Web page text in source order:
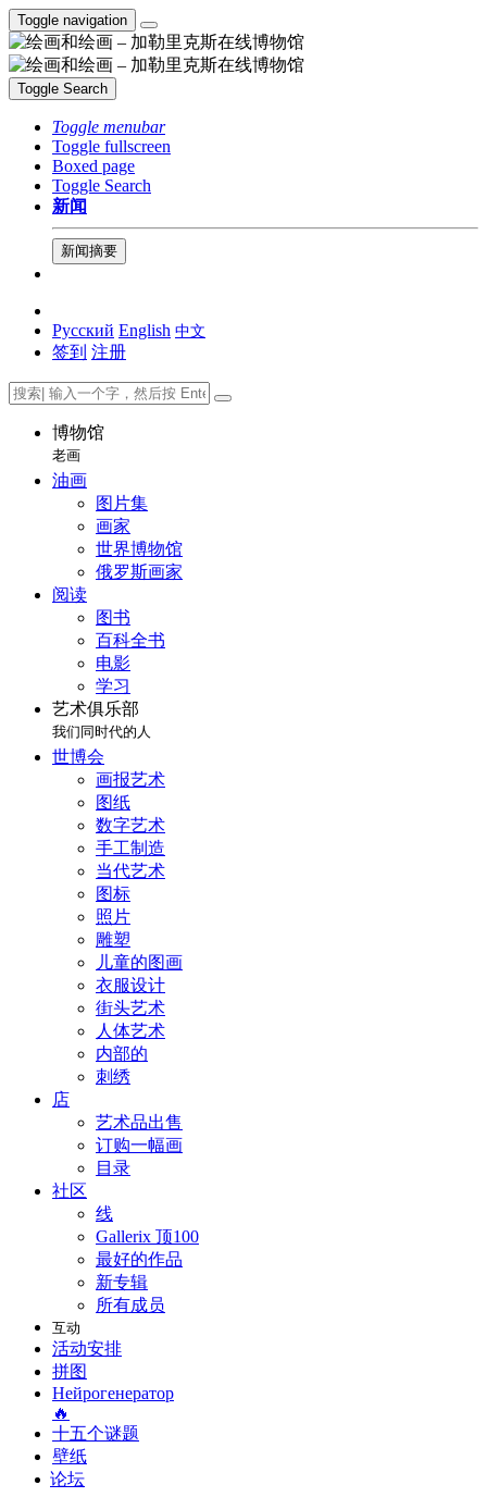
Toggle navigation
Toggle Search
Toggle menubar
Toggle fullscreen
Boxed page
Toggle Search
新闻
新闻摘要
Русский English 中文
签到 注册
博物馆
老画
油画
图片集
画家
世界博物馆
俄罗斯画家
阅读
图书
百科全书
电影
学习
艺术俱乐部
我们同时代的人
世博会
画报艺术
图纸
数字艺术
手工制造
当代艺术
图标
照片
雕塑
儿童的图画
衣服设计
街头艺术
人体艺术
内部的
刺绣
店
艺术品出售
订购一幅画
目录
社区
线
Gallerix 顶100
最好的作品
新专辑
所有成员
互动
活动安排
拼图
Нейрогенератор
🔥
十五个谜题
壁纸
论坛